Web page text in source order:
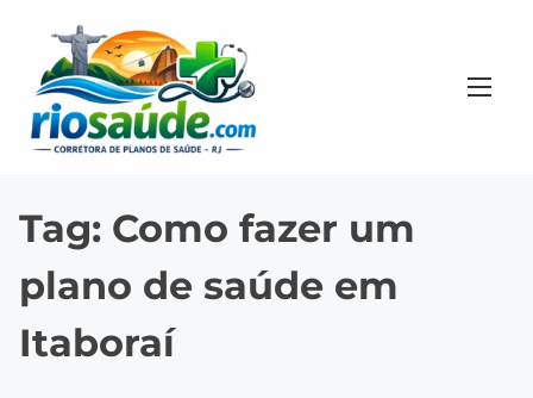
Tag: Como fazer um
plano de saúde em
Itaboraí